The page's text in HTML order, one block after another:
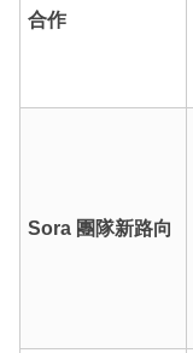
合作
Sora 團隊新路向